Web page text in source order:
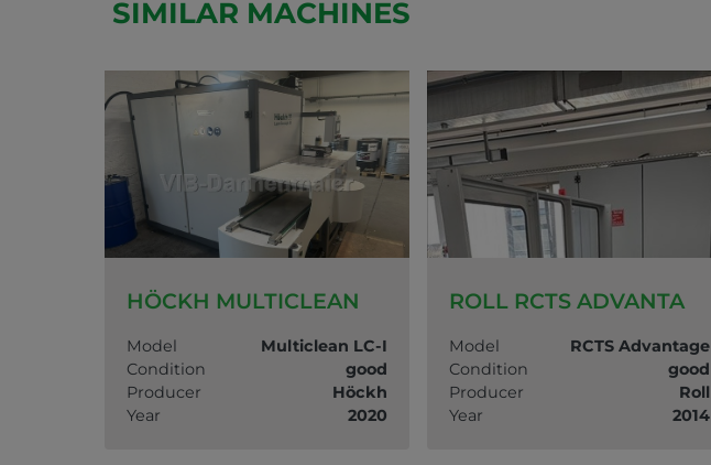
SIMILAR MACHINES
HÖCKH MULTICLEAN
Model
Multiclean LC-I
Condition
good
Producer
Höckh
Year
2020
ROLL RCTS ADVANTA
Model
RCTS Advantage
Condition
good
Producer
Roll
Year
2014